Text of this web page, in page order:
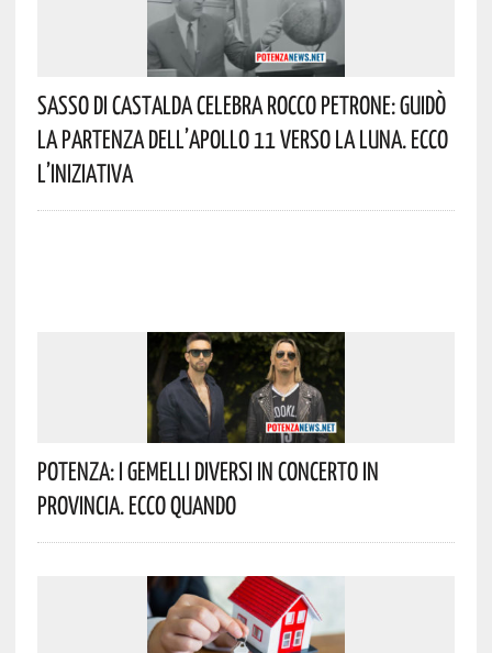
Sasso Di Castalda Celebra Rocco Petrone: Guidò
La Partenza Dell’Apollo 11 Verso La Luna. Ecco
L’iniziativa
Potenza: I Gemelli DiVersi In Concerto In
Provincia. Ecco Quando